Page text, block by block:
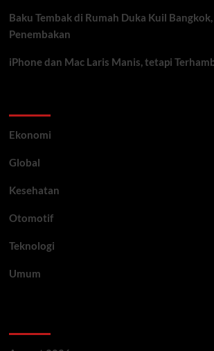
Baku Tembak di Rumah Duka Kuil
Penembakan
iPhone dan Mac Laris Manis, tetapi
Ekonomi
Global
Kesehatan
Otomotif
Teknologi
Umum